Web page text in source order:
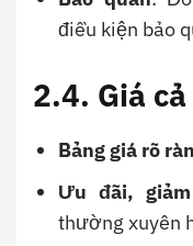
điều kiện bảo
2.4. Giá
Bảng giá rõ
Ưu đãi,
thường xuyên